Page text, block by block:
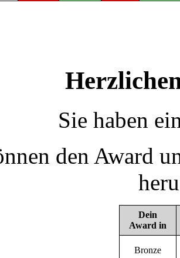
Sie haben
den Award
Dein
Award in
Bronze